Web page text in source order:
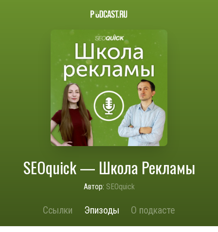
SEOquick — Школа Рекламы
Автор: SEOquick
Ссылки Эпизоды О подкасте